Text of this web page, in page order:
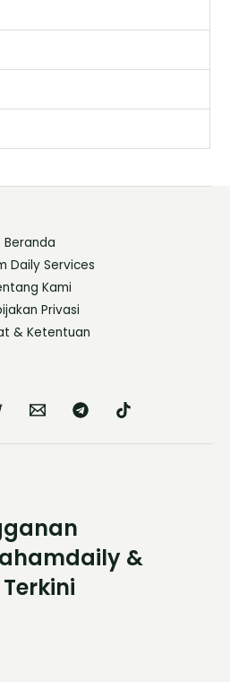
Beranda
Daily Services
Kami
Privasi
& Ketentuan
&